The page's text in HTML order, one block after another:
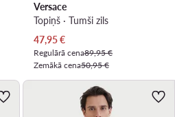
Versace
Topiņš · Tumši zils
Pašreizējā cena
47,95€
Regulārā cena89,95 €
Zemākā cena50,95 €